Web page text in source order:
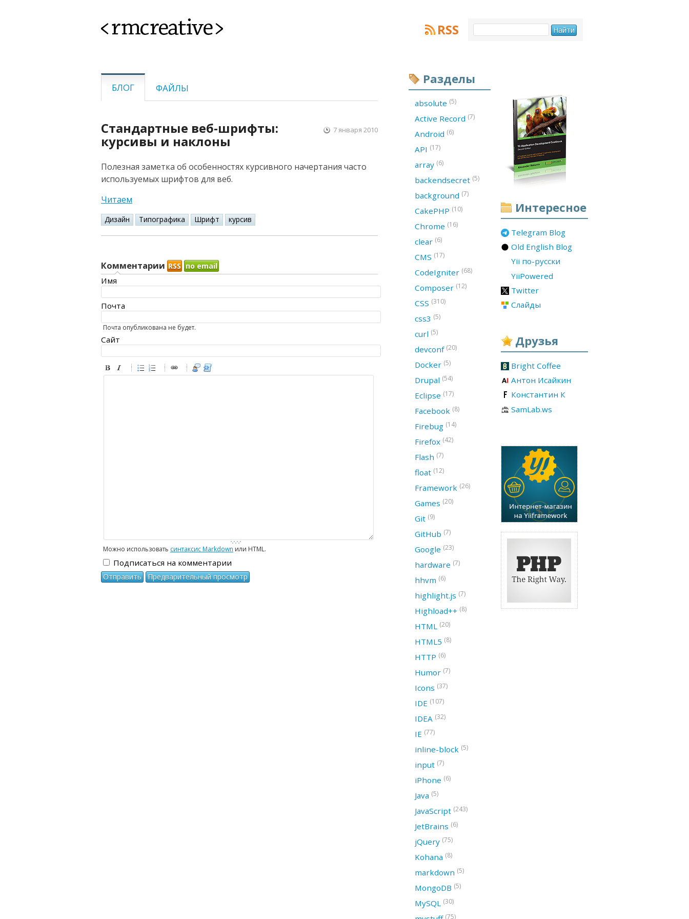
<rmcreative> RSS
БЛОГ ФАЙЛЫ
Стандартные веб-шрифты:
курсивы и наклоны
7 января 2010
Полезная заметка об особенностях курсивного начертания часто
используемых шрифтов для веб.
Читаем
Дизайн Типографика Шрифт курсив
Комментарии RSS по email
Имя
Почта
Почта опубликована не будет.
Сайт
-
-
-
-
-
-
Можно использовать синтаксис Markdown или HTML.
Подписаться на комментарии
Интересное
Telegram Blog
Old English Blog
Yii по-русски
YiiPowered
Twitter
Слайды
Друзья
Bright Coffee
Антон Исайкин
Константин К
SamLab.ws
Разделы
absolute (5)
Active Record (7)
Android (6)
API (17)
array (6)
backendsecret (5)
background (7)
CakePHP (10)
Chrome (16)
clear (6)
CMS (17)
CodeIgniter (68)
Composer (12)
CSS (310)
css3 (5)
curl (5)
devconf (20)
Docker (5)
Drupal (54)
Eclipse (17)
Facebook (8)
Firebug (14)
Firefox (42)
Flash (7)
float (12)
Framework (26)
Games (20)
Git (9)
GitHub (7)
Google (23)
hardware (7)
hhvm (6)
highlight.js (7)
Highload++ (8)
HTML (20)
HTML5 (8)
HTTP (6)
Humor (7)
Icons (37)
IDE (107)
IDEA (32)
IE (77)
inline-block (5)
input (7)
iPhone (6)
Java (5)
JavaScript (243)
JetBrains (6)
jQuery (75)
Kohana (8)
markdown (5)
MongoDB (5)
MySQL (30)
(75)